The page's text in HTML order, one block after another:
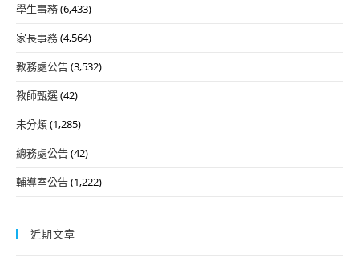
學生事務(6,433)
家長事務(4,564)
教務處公告(3,532)
教師甄選(42)
未分類(1,285)
總務處公告(42)
輔導室公告(1,222)
近期文章